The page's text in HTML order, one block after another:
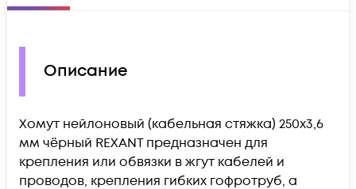
Описание
Хомут нейлоновый (кабельная стяжка) 250х3,6
мм чёрный REXANT предназначен для
крепления или обвязки в жгут кабелей и
проводов, крепления гибких гофротруб, а